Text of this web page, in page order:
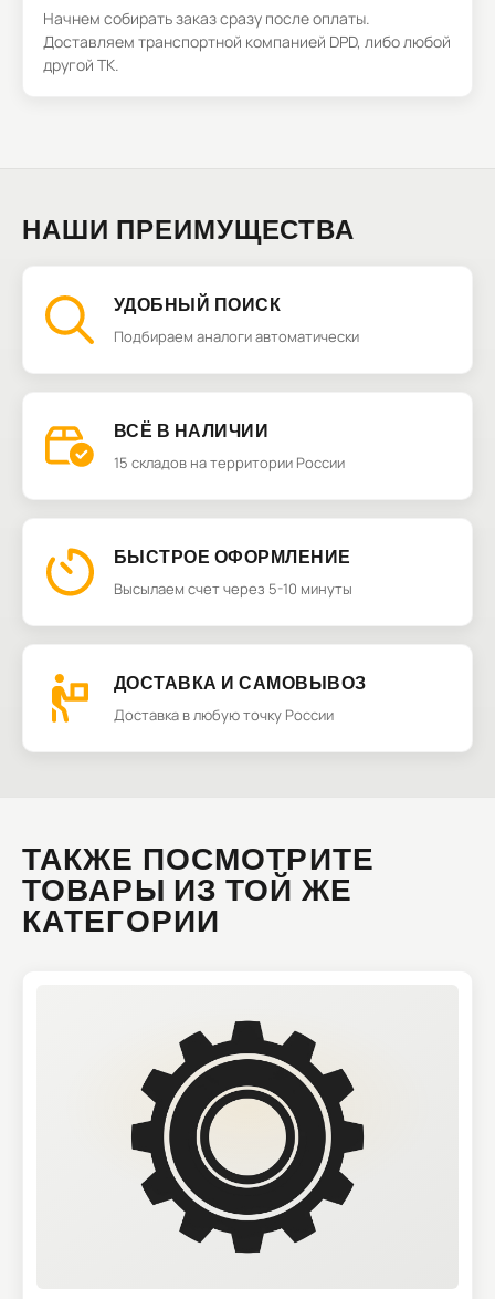
Начнем собирать заказ сразу после оплаты.
Доставляем транспортной компанией DPD, либо любой
другой ТК.
НАШИ ПРЕИМУЩЕСТВА
УДОБНЫЙ ПОИСК
Подбираем аналоги автоматически
ВСЁ В НАЛИЧИИ
15 складов на территории России
БЫСТРОЕ ОФОРМЛЕНИЕ
Высылаем счет через 5-10 минуты
ДОСТАВКА И САМОВЫВОЗ
Доставка в любую точку России
ТАКЖЕ ПОСМОТРИТЕ
ТОВАРЫ ИЗ ТОЙ ЖЕ
КАТЕГОРИИ